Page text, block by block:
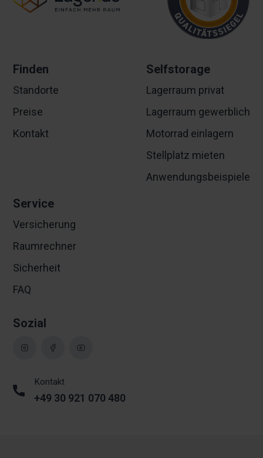
Finden
Standorte
Preise
Kontakt
Selfstorage
Lagerraum privat
Lagerraum gewerblich
Motorrad einlagern
Stellplatz mieten
Anwendungsbeispiele
Service
Versicherung
Raumrechner
Sicherheit
FAQ
Sozial
Kontakt
+49 30 921 070 480